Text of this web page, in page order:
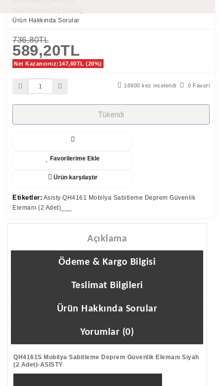
Ürün Hakkında Sorular
736,80TL
589,20TL
Net Kazancınız:147,60TL (20%)
16900 kez incelendi 0 Favori
Tükendi
Favorilerime Ekle
Ürün karşılaştır
Etiketler: Asisty QH4161 Mobilya Sabitleme Deprem Güvenlik
Elemanı (2 Adet)___
Açıklama
Ödeme & Kargo Bilgisi
Teslimat Bilgileri
Ürün Hakkında Sorular
Yorumlar (0)
QH4161S Mobilya Sabitleme Deprem Güvenlik Elemanı Siyah
(2 Adet)-ASISTY